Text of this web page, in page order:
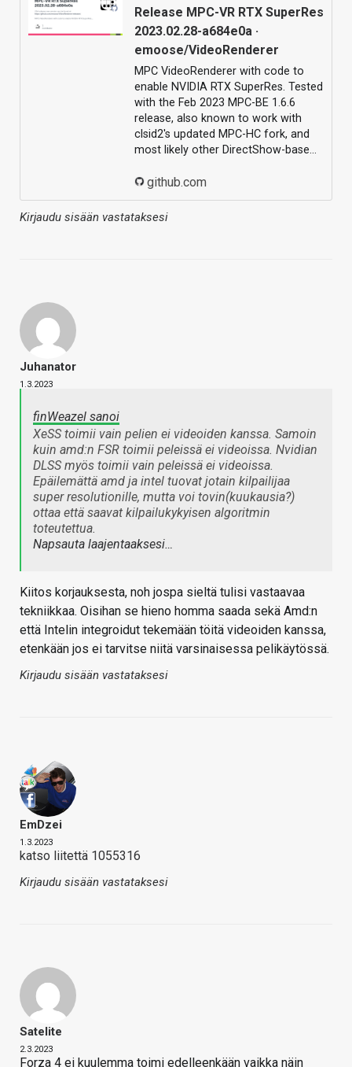
Release MPC-VR RTX SuperRes
2023.02.28-a684e0a ·
emoose/VideoRenderer
MPC VideoRenderer with code to
enable NVIDIA RTX SuperRes. Tested
with the Feb 2023 MPC-BE 1.6.6
release, also known to work with
clsid2's updated MPC-HC fork, and
most likely other DirectShow-base…
github.com
Kirjaudu sisään vastataksesi
Juhanator
1.3.2023
finWeazel sanoi
XeSS toimii vain pelien ei videoiden kanssa. Samoin
kuin amd:n FSR toimii peleissä ei videoissa. Nvidian
DLSS myös toimii vain peleissä ei videoissa.
Epäilemättä amd ja intel tuovat jotain kilpailijaa
super resolutionille, mutta voi tovin(kuukausia?)
ottaa että saavat kilpailukykyisen algoritmin
toteutettua.
Napsauta laajentaaksesi…
Kiitos korjauksesta, noh jospa sieltä tulisi vastaavaa
tekniikkaa. Oisihan se hieno homma saada sekä Amd:n
että Intelin integroidut tekemään töitä videoiden kanssa,
etenkään jos ei tarvitse niitä varsinaisessa pelikäytössä.
Kirjaudu sisään vastataksesi
EmDzei
1.3.2023
katso liitettä 1055316
Kirjaudu sisään vastataksesi
Satelite
2.3.2023
Forza 4 ei kuulemma toimi edelleenkään vaikka näin